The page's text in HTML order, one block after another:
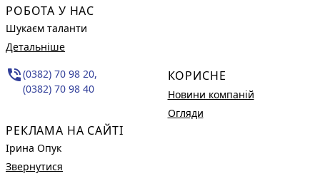
РОБОТА У НАС
Шукаєм таланти
Детальніше
phone_in_talk(0382) 70 98 20,
(0382) 70 98 40
РЕКЛАМА НА САЙТІ
Ірина Опук
Звернутися
КОРИСНЕ
Новини компаній
Огляди